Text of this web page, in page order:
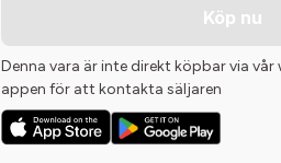
Köp nu
Denna vara är inte direkt köpbar via
appen för att kontakta säljaren